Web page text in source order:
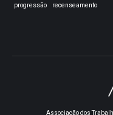
progressão recenseamento
Associação dos